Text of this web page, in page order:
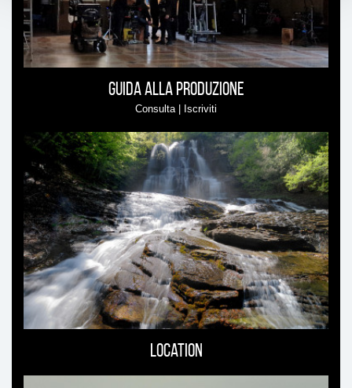
Guida alla produzione
Consulta | Iscriviti
Location